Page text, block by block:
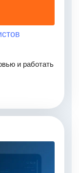
и работать